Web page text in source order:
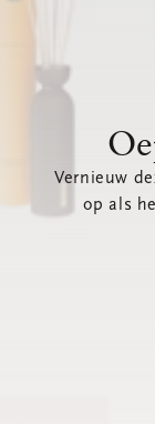
Vernieuw
op als